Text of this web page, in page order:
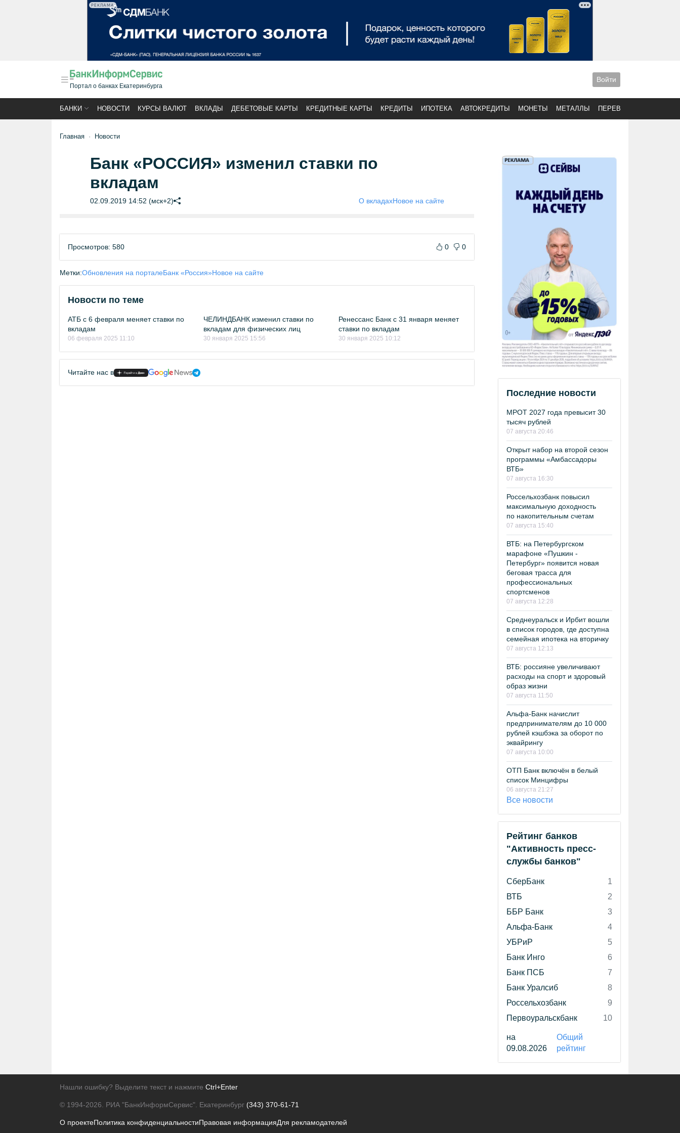
РЕКЛАМА
Портал о банках Екатеринбурга
Войти
БАНКИ НОВОСТИ КУРСЫ ВАЛЮТ ВКЛАДЫ ДЕБЕТОВЫЕ КАРТЫ КРЕДИТНЫЕ КАРТЫ КРЕДИТЫ ИПОТЕКА АВТОКРЕДИТЫ МОНЕТЫ МЕТАЛЛЫ ПЕРЕВОДЫ
Главная Новости
Банк «РОССИЯ» изменил ставки по
вкладам
02.09.2019 14:52 (мск+2) О вкладахНовое на сайте
Просмотров: 580 0 0
Метки:Обновления на порталеБанк «Россия»Новое на сайте
Новости по теме
АТБ с 6 февраля меняет ставки по
вкладам
06 февраля 2025 11:10
ЧЕЛИНДБАНК изменил ставки по
вкладам для физических лиц
30 января 2025 15:56
Ренессанс Банк с 31 января меняет
ставки по вкладам
30 января 2025 10:12
Читайте нас в
Последние новости
МРОТ 2027 года превысит 30
тысяч рублей
07 августа 20:46
Открыт набор на второй сезон
программы «Амбассадоры
ВТБ»
07 августа 16:30
Россельхозбанк повысил
максимальную доходность
по накопительным счетам
07 августа 15:40
ВТБ: на Петербургском
марафоне «Пушкин -
Петербург» появится новая
беговая трасса для
профессиональных
спортсменов
07 августа 12:28
Среднеуральск и Ирбит вошли
в список городов, где доступна
семейная ипотека на вторичку
07 августа 12:13
ВТБ: россияне увеличивают
расходы на спорт и здоровый
образ жизни
07 августа 11:50
Альфа-Банк начислит
предпринимателям до 10 000
рублей кэшбэка за оборот по
эквайрингу
07 августа 10:00
ОТП Банк включён в белый
список Минцифры
06 августа 21:27
Все новости
Рейтинг банков
"Активность пресс-
службы банков"
СберБанк
1
ВТБ
2
ББР Банк
3
Альфа-Банк
4
УБРиР
5
Банк Инго
6
Банк ПСБ
7
Банк Уралсиб
8
Россельхозбанк
9
Первоуральскбанк
10
на
09.08.2026
Общий
рейтинг
Нашли ошибку? Выделите текст и нажмите Ctrl+Enter
© 1994-2026. РИА "БанкИнформСервис". Екатеринбург (343) 370-61-71
О проектеПолитика конфиденциальностиПравовая информацияДля рекламодателей